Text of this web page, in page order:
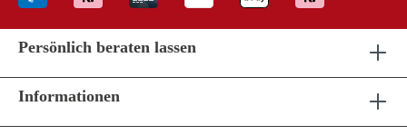
Persönlich beraten lassen
Informationen